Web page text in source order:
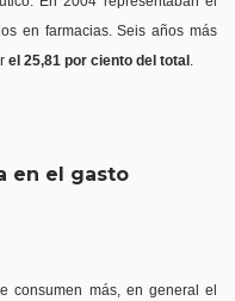
en farmacias. Seis años más
el 25,81 por ciento del total
en el gasto
consumen más, en general el